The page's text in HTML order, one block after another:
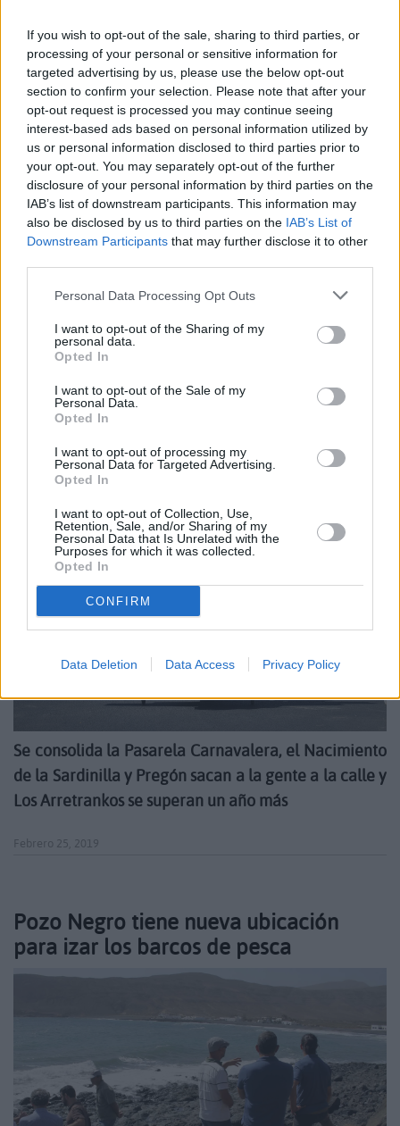
If you wish to opt-out of the sale, sharing to third parties, or
processing of your personal or sensitive information for
targeted advertising by us, please use the below opt-out
section to confirm your selection. Please note that after your
opt-out request is processed you may continue seeing
interest-based ads based on personal information utilized by
us or personal information disclosed to third parties prior to
your opt-out. You may separately opt-out of the further
disclosure of your personal information by third parties on the
IAB’s list of downstream participants. This information may
also be disclosed by us to third parties on the IAB’s List of
Downstream Participants that may further disclose it to other
Personal Data Processing Opt Outs
I want to opt-out of the Sharing of my
personal data.
Opted In
I want to opt-out of the Sale of my
Personal Data.
Opted In
I want to opt-out of processing my
Personal Data for Targeted Advertising.
Opted In
I want to opt-out of Collection, Use,
Retention, Sale, and/or Sharing of my
Personal Data that Is Unrelated with the
Purposes for which it was collected.
Opted In
CONFIRM
Data Deletion Data Access Privacy Policy
2 de la naviera TUI Cruises
La embarcación lleva a bordo 2798 pasajeros y 1000
Febrero 27, 2019
capitalino
Se consolida la Pasarela Carnavalera, el Nacimiento
de la Sardinilla y Pregón sacan a la gente a la calle y
Los Arretrankos se superan un año más
Febrero 25, 2019
Pozo Negro tiene nueva ubicación
para izar los barcos de pesca